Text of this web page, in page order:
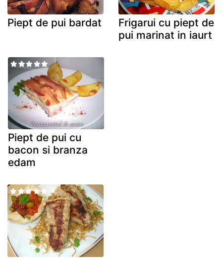
Piept de pui bardat
Frigarui cu piept de
pui marinat in iaurt
Piept de pui cu
bacon si branza
edam